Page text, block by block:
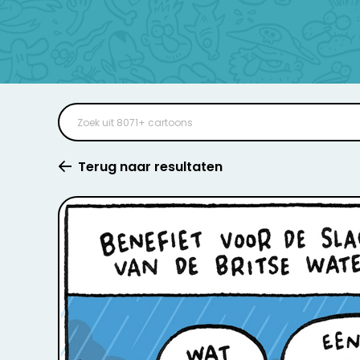
Terug naar resultaten